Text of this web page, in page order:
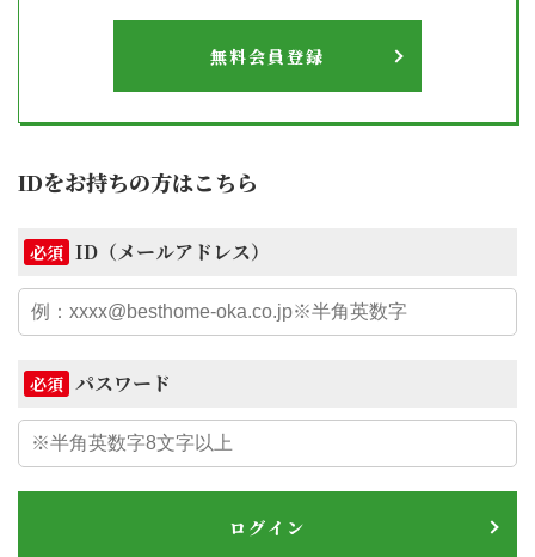
無料会員登録
IDをお持ちの方はこちら
必須 ID（メールアドレス）
必須 パスワード
ログイン